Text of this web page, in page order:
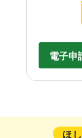
電子申
ほ